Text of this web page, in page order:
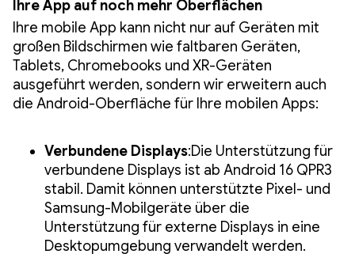
Ihre App auf noch mehr Oberflächen
Ihre mobile App kann nicht nur auf Geräten mit
großen Bildschirmen wie faltbaren Geräten,
Tablets, Chromebooks und XR-Geräten
ausgeführt werden, sondern wir erweitern auch
die Android-Oberfläche für Ihre mobilen Apps:
Verbundene Displays:Die Unterstützung für
verbundene Displays ist ab Android 16 QPR3
stabil. Damit können unterstützte Pixel- und
Samsung-Mobilgeräte über die
Unterstützung für externe Displays in eine
Desktopumgebung verwandelt werden.